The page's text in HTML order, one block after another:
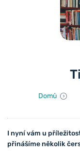
Domů
I nyní vám u
přinášíme několik